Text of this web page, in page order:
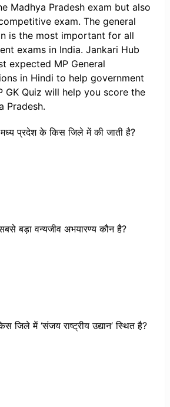
Madhya Pradesh exam but also
exam. The general
is the most important for all
exams in India. Jankari Hub
expected MP General
in Hindi to help government
GK Quiz will help you score the
Pradesh.
प्रदेश के किस जिले में की जाती है?
बड़ा वन्यजीव अभयारण्य कौन है?
जिले में ‘संजय राष्ट्रीय उद्यान’ स्थित है?